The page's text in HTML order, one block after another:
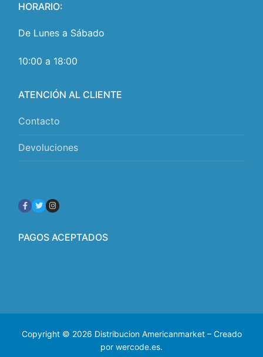
HORARIO:
De Lunes a Sábado
10:00 a 18:00
ATENCIÓN AL CLIENTE
Contacto
Devoluciones
PAGOS ACEPTADOS
Copyright © 2026 Distribucion Americanmarket – Creado
por wercode.es.